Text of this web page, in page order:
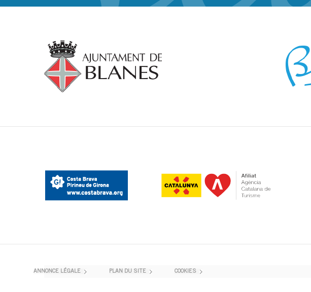
ANNONCE LÉGALE PLAN DU SITE COOKIES